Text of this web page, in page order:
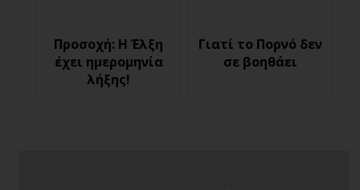
Προσοχή: Η Έλξη
έχει ημερομηνία
λήξης!
Γιατί το Πορνό δεν
σε βοηθάει